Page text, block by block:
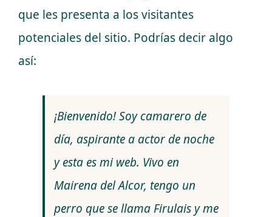
que les presenta a los visitantes
potenciales del sitio. Podrías decir algo
así:
¡Bienvenido! Soy camarero de
día, aspirante a actor de noche
y esta es mi web. Vivo en
Mairena del Alcor, tengo un
perro que se llama Firulais y me